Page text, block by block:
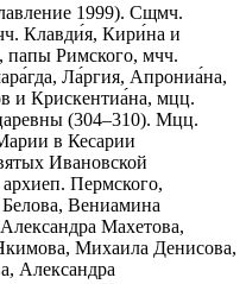
1999). Сщмч.
Клавди́я, Кири́на и
Римского, мчч.
Ла́ргия, Апрониа́на,
и Крискентиа́на, мцц.
(304–310). Мцц.
в Кесарии
Ивановской
Пермского,
Вениамина
Махетова,
Михаила Денисова,
Александра